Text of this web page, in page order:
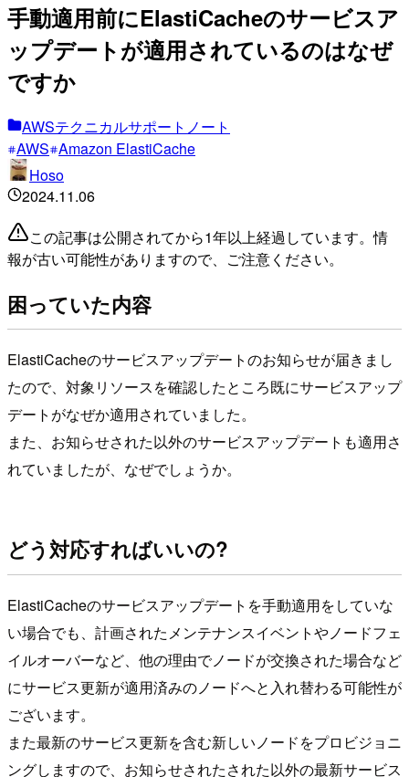
手動適用前にElastiCacheのサービスア
ップデートが適用されているのはなぜ
ですか
AWSテクニカルサポートノート
AWS Amazon ElastiCache
Hoso
2024.11.06
この記事は公開されてから1年以上経過しています。情
報が古い可能性がありますので、ご注意ください。
困っていた内容
ElastiCacheのサービスアップデートのお知らせが届きまし
たので、対象リソースを確認したところ既にサービスアップ
デートがなぜか適用されていました。
また、お知らせされた以外のサービスアップデートも適用さ
れていましたが、なぜでしょうか。
どう対応すればいいの?
ElastiCacheのサービスアップデートを手動適用をしていな
い場合でも、計画されたメンテナンスイベントやノードフェ
イルオーバーなど、他の理由でノードが交換された場合など
にサービス更新が適用済みのノードへと入れ替わる可能性が
ございます。
また最新のサービス更新を含む新しいノードをプロビジョニ
ングしますので、お知らせされたされた以外の最新サービス